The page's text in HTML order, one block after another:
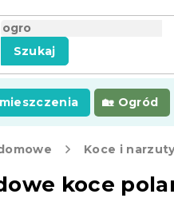
Szukaj
Ogród
Koce i
koce